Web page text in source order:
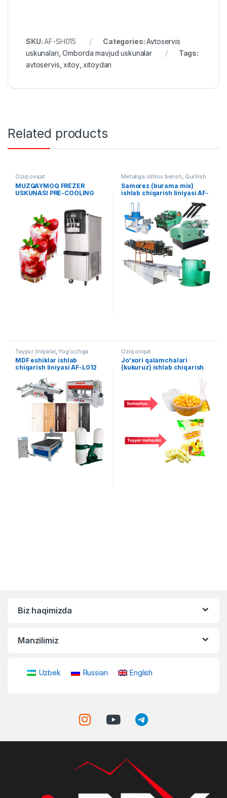
SKU:AF-SH015 Categories:Avtoservis
uskunalari ,Omborda mavjud uskunalar
Tags:
avtoservis ,xitoy,xitoydan
Related products
Oziq ovqat
MUZQAYMOQ FREZER
USKUNASI PRE-COOLING
Metallga ishlov berish, Qurilish
uskunalari ,Tayyor liniyalar
Samorez (burama mix)
ishlab chiqarish liniyasi AF-
Tayyor liniyalar,Yog'ochga
ishlov berish
MDF eshiklar ishlab
chiqarish liniyasi AF-L012
Oziq ovqat
Jo’xori qalamchalari
(kukuruz) ishlab chiqarish
Biz haqimizda
Manzilimiz
Uzbek Russian English